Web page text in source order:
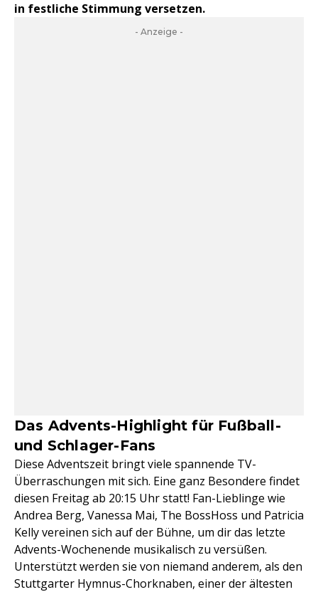
in festliche Stimmung versetzen.
- Anzeige -
Das Advents-Highlight für Fußball-
und Schlager-Fans
Diese Adventszeit bringt viele spannende TV-
Überraschungen mit sich. Eine ganz Besondere findet
diesen Freitag ab 20:15 Uhr statt! Fan-Lieblinge wie
Andrea Berg, Vanessa Mai, The BossHoss und Patricia
Kelly vereinen sich auf der Bühne, um dir das letzte
Advents-Wochenende musikalisch zu versüßen.
Unterstützt werden sie von niemand anderem, als den
Stuttgarter Hymnus-Chorknaben, einer der ältesten